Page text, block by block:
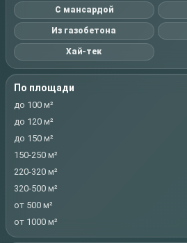
С мансардой
Из газобетона
Хай-тек
По площади
до 100 м²
до 120 м²
до 150 м²
150-250 м²
220-320 м²
320-500 м²
от 500 м²
от 1000 м²